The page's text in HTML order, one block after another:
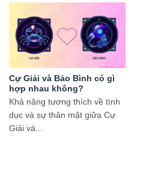
Cự Giải và Bảo Bình có gì
hợp nhau không?
Khả năng tương thích về tình
dục và sự thân mật giữa Cự
Giải và...